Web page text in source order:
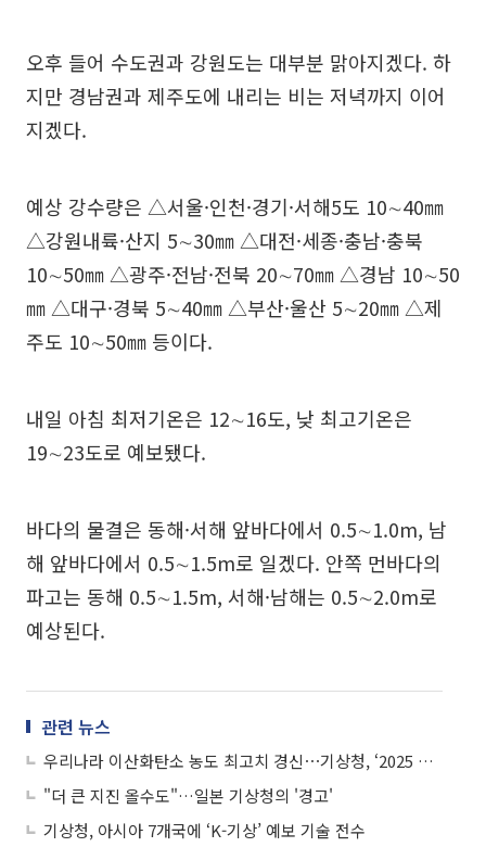
오후 들어 수도권과 강원도는 대부분 맑아지겠다. 하
지만 경남권과 제주도에 내리는 비는 저녁까지 이어
지겠다.
예상 강수량은 △서울·인천·경기·서해5도 10∼40㎜
△강원내륙·산지 5∼30㎜ △대전·세종·충남·충북
10∼50㎜ △광주·전남·전북 20∼70㎜ △경남 10∼50
㎜ △대구·경북 5∼40㎜ △부산·울산 5∼20㎜ △제
주도 10∼50㎜ 등이다.
내일 아침 최저기온은 12∼16도, 낮 최고기온은
19∼23도로 예보됐다.
바다의 물결은 동해·서해 앞바다에서 0.5∼1.0m, 남
해 앞바다에서 0.5∼1.5m로 일겠다. 안쪽 먼바다의
파고는 동해 0.5∼1.5m, 서해·남해는 0.5∼2.0m로
예상된다.
관련 뉴스
우리나라 이산화탄소 농도 최고치 경신⋯기상청, ‘2025 지구대기감시보고서’ 발간
"더 큰 지진 올수도"…일본 기상청의 '경고'
기상청, 아시아 7개국에 ‘K-기상’ 예보 기술 전수